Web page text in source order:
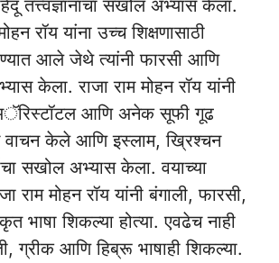
तत्त्वज्ञानाचा सखोल अभ्यास केला.
रॉय यांना उच्च शिक्षणासाठी
आले जेथे त्यांनी फारसी आणि
केला. राजा राम मोहन रॉय यांनी
आणि अनेक सूफी गूढ
वाचन केले आणि इस्लाम, ख्रिश्चन
सखोल अभ्यास केला. वयाच्या
राम मोहन रॉय यांनी बंगाली, फारसी,
भाषा शिकल्या होत्या. एवढेच नाही
ग्रीक आणि हिब्रू भाषाही शिकल्या.